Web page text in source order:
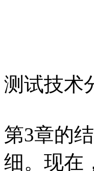
测试技术
第3章的
细。现在